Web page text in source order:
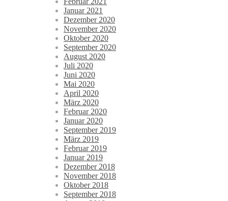
Januar 2021
Dezember 2020
November 2020
Oktober 2020
September 2020
August 2020
Juli 2020
Juni 2020
Mai 2020
April 2020
März 2020
Februar 2020
Januar 2020
September 2019
März 2019
Februar 2019
Januar 2019
Dezember 2018
November 2018
Oktober 2018
September 2018